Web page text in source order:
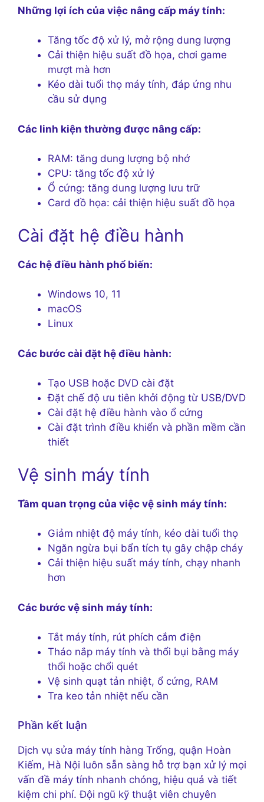
Những lợi ích của việc nâng cấp máy tính:
Tăng tốc độ xử lý, mở rộng dung lượng
Cải thiện hiệu suất đồ họa, chơi game
mượt mà hơn
Kéo dài tuổi thọ máy tính, đáp ứng nhu
cầu sử dụng
Các linh kiện thường được nâng cấp:
RAM: tăng dung lượng bộ nhớ
CPU: tăng tốc độ xử lý
Ổ cứng: tăng dung lượng lưu trữ
Card đồ họa: cải thiện hiệu suất đồ họa
Cài đặt hệ điều hành
Các hệ điều hành phổ biến:
Windows 10, 11
macOS
Linux
Các bước cài đặt hệ điều hành:
Tạo USB hoặc DVD cài đặt
Đặt chế độ ưu tiên khởi động từ USB/DVD
Cài đặt hệ điều hành vào ổ cứng
Cài đặt trình điều khiển và phần mềm cần
thiết
Vệ sinh máy tính
Tầm quan trọng của việc vệ sinh máy tính:
Giảm nhiệt độ máy tính, kéo dài tuổi thọ
Ngăn ngừa bụi bẩn tích tụ gây chập cháy
Cải thiện hiệu suất máy tính, chạy nhanh
hơn
Các bước vệ sinh máy tính:
Tắt máy tính, rút phích cắm điện
Tháo nắp máy tính và thổi bụi bằng máy
thổi hoặc chổi quét
Vệ sinh quạt tản nhiệt, ổ cứng, RAM
Tra keo tản nhiệt nếu cần
Phần kết luận
Dịch vụ sửa máy tính hàng Trống, quận Hoàn
Kiếm, Hà Nội luôn sẵn sàng hỗ trợ bạn xử lý mọi
vấn đề máy tính nhanh chóng, hiệu quả và tiết
kiệm chi phí. Đội ngũ kỹ thuật viên chuyên